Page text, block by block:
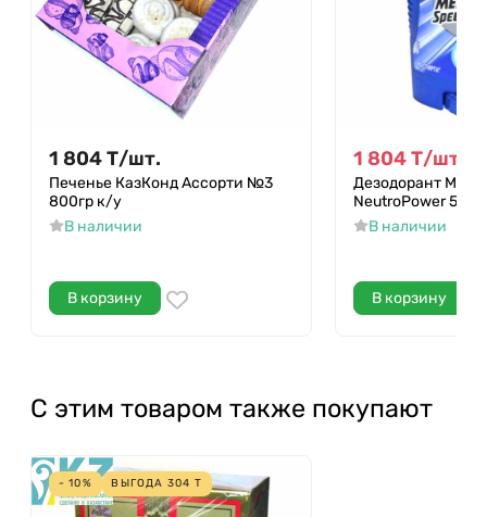
1 804Т/шт.
Печенье КазКонд Ассорти №3
800гр к/у
В наличии
В корзину
1 804Т/шт.
Дезодорант
NeutroPower 50гр
В наличии
В корзину
С этим товаром также покупают
- 10% ВЫГОДА 304 Т